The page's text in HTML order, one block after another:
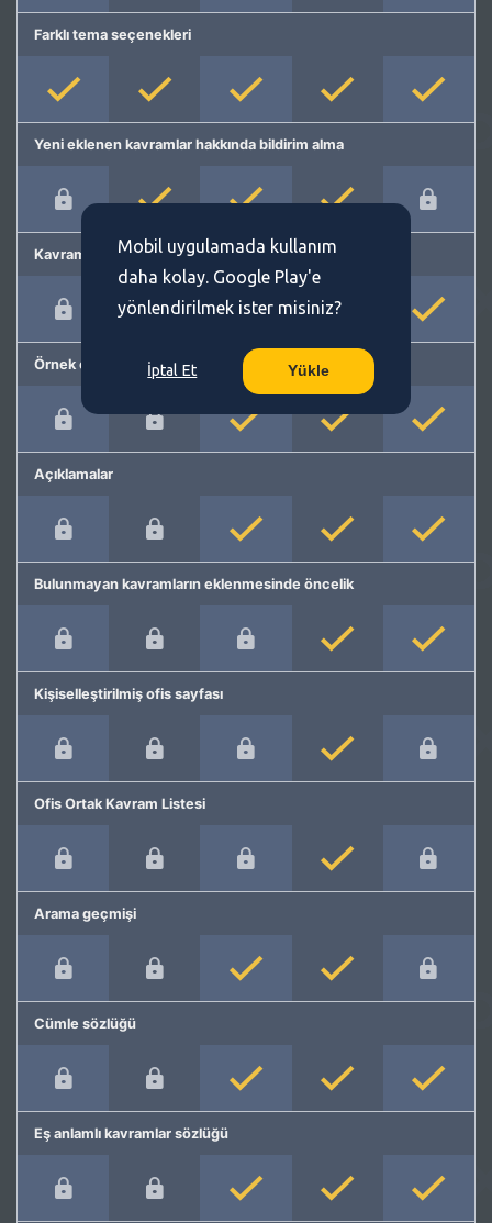
Farklı tema seçenekleri
Yeni eklenen kavramlar hakkında bildirim alma
Kavram önerme
Örnek cümleler
Açıklamalar
Bulunmayan kavramların eklenmesinde öncelik
Kişiselleştirilmiş ofis sayfası
Ofis Ortak Kavram Listesi
Arama geçmişi
Cümle sözlüğü
Eş anlamlı kavramlar sözlüğü
Mobil uygulamada kullanım
daha kolay. Google Play'e
yönlendirilmek ister misiniz?
İptal Et Yükle